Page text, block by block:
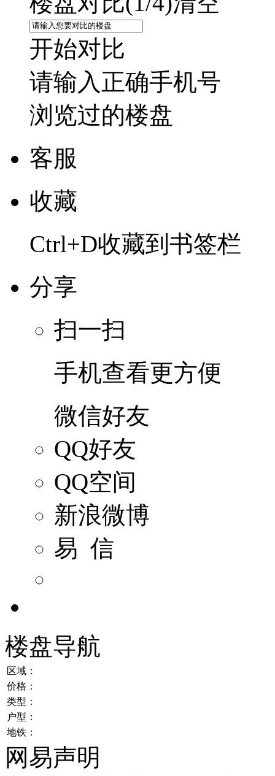
开始对比
请输入正确手机号
浏览过的楼盘
客服
收藏
Ctrl+D收藏到书签栏
分享
扫一扫
手机查看更方便
微信好友
QQ好友
QQ空间
新浪微博
易 信
楼盘导航
区域：
价格：
类型：
户型：
地铁：
网易声明